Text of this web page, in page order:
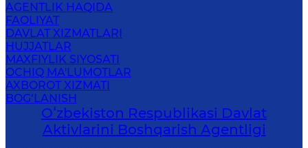
AGENTLIK HAQIDA
FAOLIYAT
DAVLAT XIZMATLARI
HUJJATLAR
MAXFIYLIK SIYOSATI
OCHIQ MA'LUMOTLAR
AXBOROT XIZMATI
BOG‘LANISH
Oʻzbekiston Respublikasi Davlat
Aktivlarini Boshqarish Agentligi